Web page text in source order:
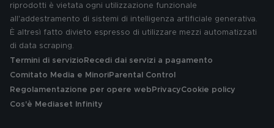
riprodotti è vietata ogni utilizzazione funzionale
all'addestramento di sistemi di intelligenza artificiale generativa.
È altresì fatto divieto espresso di utilizzare mezzi automatizzati
di data scraping.
Termini di servizio Recedi dai servizi a pagamento
Comitato Media e MinoriParental Control
Regolamentazione per opere web PrivacyCookie policy
Cos'è Mediaset Infinity